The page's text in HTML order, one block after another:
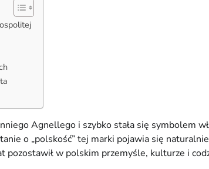
Agnellego i szybko stała się symbolem
o „polskość” tej marki pojawia się
pozostawił w polskim przemyśle, kulturze i